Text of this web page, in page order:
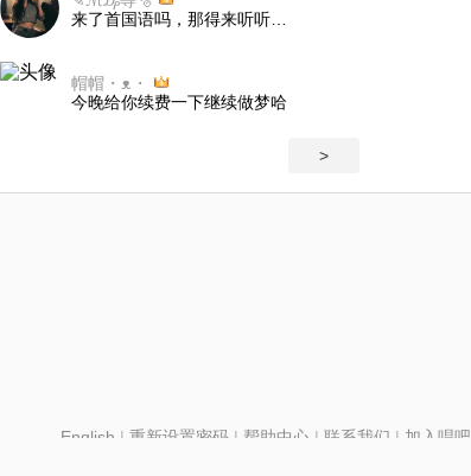
来了首国语吗，那得来听听…
帽帽・ᴥ・
今晚给你续费一下继续做梦哈
>
English | 重新设置密码| 帮助中心 | 联系我们 | 加入唱吧